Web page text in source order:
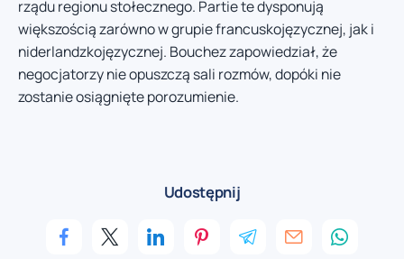
rządu regionu stołecznego. Partie te dysponują
większością zarówno w grupie francuskojęzycznej, jak i
niderlandzkojęzycznej. Bouchez zapowiedział, że
negocjatorzy nie opuszczą sali rozmów, dopóki nie
zostanie osiągnięte porozumienie.
Udostępnij